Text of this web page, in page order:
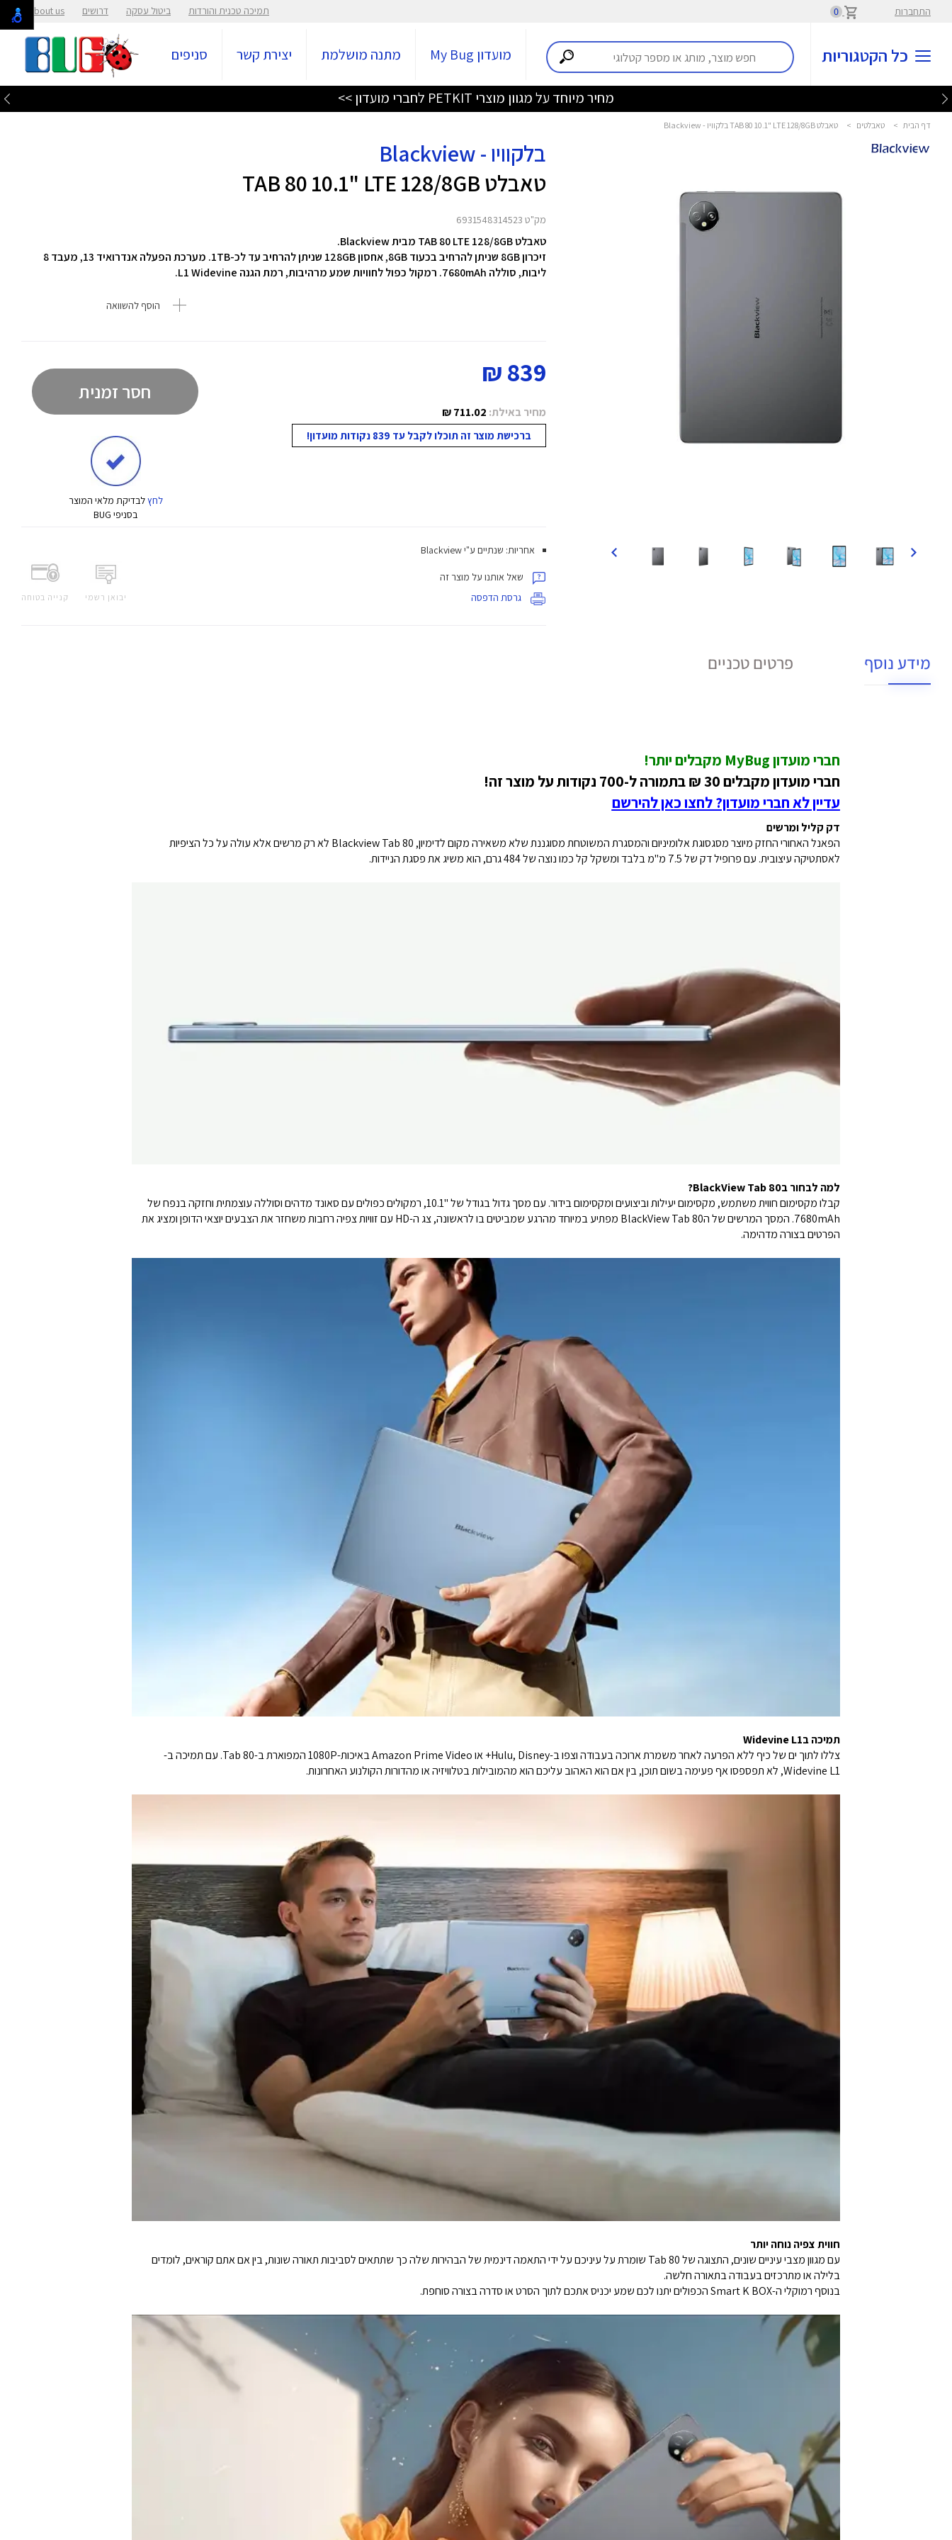
התחברות 0 תמיכה טכנית והורדות ביטול עסקה דרושים About us
כל הקטגוריות מועדון My Bug מתנה מושלמת יצירת קשר סניפים
מחיר מיוחד על מגוון מוצרי PETKIT לחברי מועדון >>
דף הבית > טאבלטים > טאבלט TAB 80 10.1" LTE 128/8GB בלקוויו - Blackview
בלקוויו - Blackview
טאבלט TAB 80 10.1" LTE 128/8GB
מק"ט 6931548314523
טאבלט TAB 80 LTE 128/8GB מבית Blackview.
זיכרון 8GB שניתן להרחיב בכעוד 8GB, אחסון 128GB שניתן להרחיב עד לכ-1TB. מערכת הפעלה אנדרואיד 13, מעבד 8
ליבות, סוללה 7680mAh. רמקול כפול לחוויות שמע מרהיבות, רמת הגנה L1 Widevine.
הוסף להשוואה
839 ₪
מחיר באילת: 711.02 ₪
ברכישת מוצר זה תוכלו לקבל עד 839 נקודות מועדון!
חסר זמנית
לחץלבדיקת מלאי המוצר
בסניפי BUG
יבואן רשמי קנייה בטוחה
אחריות: שנתיים ע"י Blackview
שאל אותנו על מוצר זה
גרסת הדפסה
מידע נוסף פרטים טכניים
חברי מועדון MyBug מקבלים יותר!
חברי מועדון מקבלים 30
₪בתמורה ל-700 נקודות על מוצר זה!
עדיין לא חברי מועדון? לחצו כאן להירשם
דק קליל ומרשים
הפאנל האחורי החזק מיוצר מסגסוגת אלומיניום והמסגרת המשוטחת מסוגננת שלא משאירה מקום לדימיון, Blackview Tab 80 לא רק מרשים אלא עולה על כל הציפיות
לאסתטיקה עיצובית. עם פרופיל דק של 7.5 מ"מ בלבד ומשקל קל כמו נוצה של 484 גרם, הוא משיג את פסגת הניידות.
למה לבחור בBlackView Tab 80?
קבלו מקסימום חווית משתמש, מקסימום יעילות וביצועים ומקסימום בידור. עם מסך גדול בגודל של "10.1, רמקולים כפולים עם סאונד מדהים וסוללה עוצמתית וחזקה בנפח של
7680mAh. המסך המרשים של הBlackView Tab 80 מפתיע במיוחד מהרגע שמביטים בו לראשונה, צג ה-HD עם זוויות צפיה רחבות משחזר את הצבעים יוצאי הדופן ומציג את
הפרטים בצורה מדהימה.
תמיכה בWidevine L1
צללו לתוך ים של כיף ללא הפרעה לאחר משמרת ארוכה בעבודה וצפו ב-Hulu, Disney+ או Amazon Prime Video באיכות-1080P המפוארת ב-Tab 80. עם תמיכה ב-
Widevine L1, לא תפספסו אף פעימה בשום תוכן, בין אם הוא האהוב עליכם הוא מהמובילות בטלוויזיה או מהדורות הקולנוע האחרונות.
חווית צפיה נוחה יותר
עם מגוון מצבי עיניים שונים, התצוגה של Tab 80 שומרת על עיניכם על ידי התאמה דינמית של הבהירות שלה כך שתתאים לסביבות תאורה שונות, בין אם אתם קוראים, לומדים
בלילה או מתרכזים בעבודה בתאורה חלשה.
בנוסף רמוקלי ה-Smart K BOX הכפולים יתנו לכם שמע יכניס אתכם לתוך הסרט או סדרה בצורה סוחפת.